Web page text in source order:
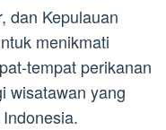
dan Kepulauan
menikmati
tempat perikanan
wisatawan yang